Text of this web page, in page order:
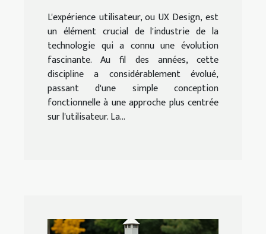
L'expérience utilisateur, ou UX Design, est
un élément crucial de l'industrie de la
technologie qui a connu une évolution
fascinante. Au fil des années, cette
discipline a considérablement évolué,
passant d'une simple conception
fonctionnelle à une approche plus centrée
sur l'utilisateur. La...